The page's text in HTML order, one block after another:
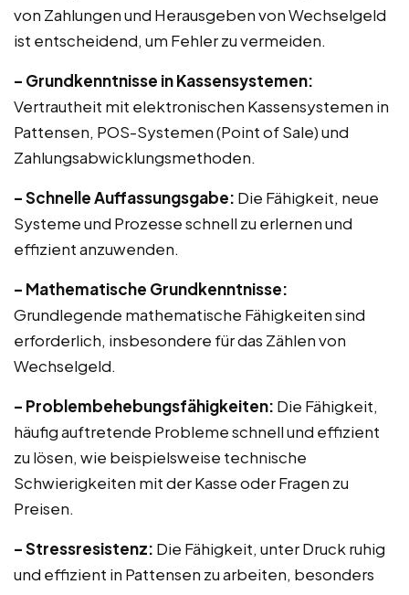
von Zahlungen und Herausgeben von Wechselgeld
ist entscheidend, um Fehler zu vermeiden.
– Grundkenntnisse in Kassensystemen:
Vertrautheit mit elektronischen Kassensystemen in
Pattensen, POS-Systemen (Point of Sale) und
Zahlungsabwicklungsmethoden.
– Schnelle Auffassungsgabe: Die Fähigkeit, neue
Systeme und Prozesse schnell zu erlernen und
effizient anzuwenden.
– Mathematische Grundkenntnisse:
Grundlegende mathematische Fähigkeiten sind
erforderlich, insbesondere für das Zählen von
Wechselgeld.
– Problembehebungsfähigkeiten: Die Fähigkeit,
häufig auftretende Probleme schnell und effizient
zu lösen, wie beispielsweise technische
Schwierigkeiten mit der Kasse oder Fragen zu
Preisen.
– Stressresistenz: Die Fähigkeit, unter Druck ruhig
und effizient in Pattensen zu arbeiten, besonders